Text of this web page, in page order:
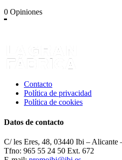
0 Opiniones
Contacto
Política de privacidad
Política de cookies
Datos de contacto
C/ les Eres, 48, 03440 Ibi – Alicante
Tfno: 965 55 24 50 Ext. 672